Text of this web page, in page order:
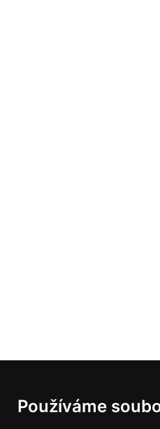
Používáme